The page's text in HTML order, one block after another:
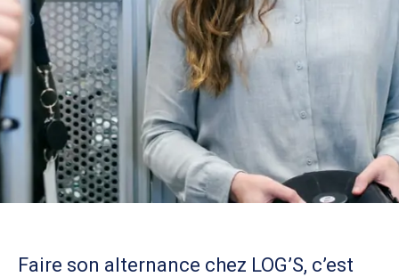
Faire son alternance chez LOG’S, c’est